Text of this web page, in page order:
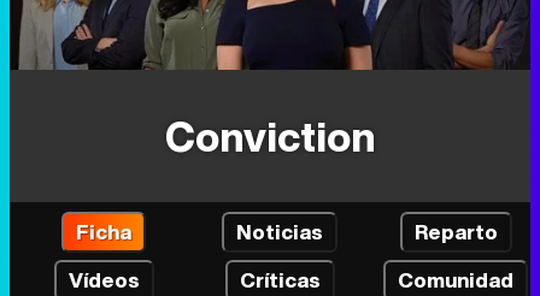
Conviction
Ficha Noticias
Reparto
Vídeos
Críticas Comunidad